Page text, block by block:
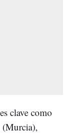
clave como
(Murcia),